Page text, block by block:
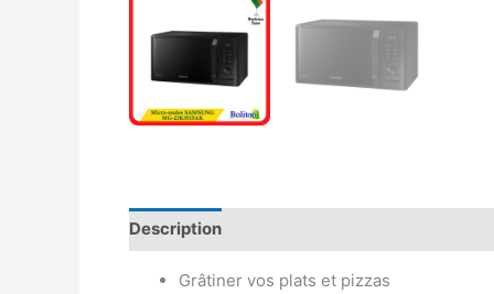
Description
Grâtiner vos plats et pizzas